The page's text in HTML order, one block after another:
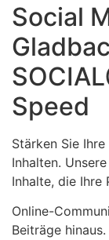
Social
Speed
Stärken Sie
Inhalten.
Inhalte, die Ihre
Online-
Beiträge